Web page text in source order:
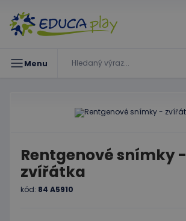
Menu
Rentgenové snímky -
zvířátka
kód: 84 A5910